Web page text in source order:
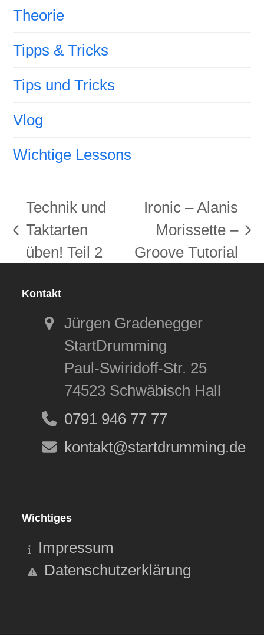
Theorie
Tipps & Tricks
Tips und Tricks
Vlog
Wichtige Lessons
vorheriger
Beitrag:
Technik und
Taktarten
üben! Teil 2
Nächster
Beitrag:
Ironic – Alanis
Morissette –
Groove Tutorial
Kontakt
Jürgen Gradenegger
StartDrumming
Paul-Swiridoff-Str. 25
74523 Schwäbisch Hall
0791 946 77 77
kontakt@startdrumming.de
Wichtiges
Impressum
Datenschutzerklärung